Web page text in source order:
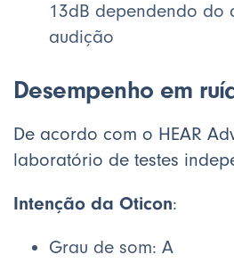
13dB dependendo do
audição
Desempenho em
De acordo com o HEAR
laboratório de testes
Intenção da Oticon:
Grau de som: A